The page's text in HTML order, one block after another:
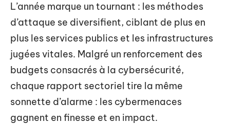
L’année marque un tournant : les méthodes
d’attaque se diversifient, ciblant de plus en
plus les services publics et les infrastructures
jugées vitales. Malgré un renforcement des
budgets consacrés à la cybersécurité,
chaque rapport sectoriel tire la même
sonnette d’alarme : les cybermenaces
gagnent en finesse et en impact.